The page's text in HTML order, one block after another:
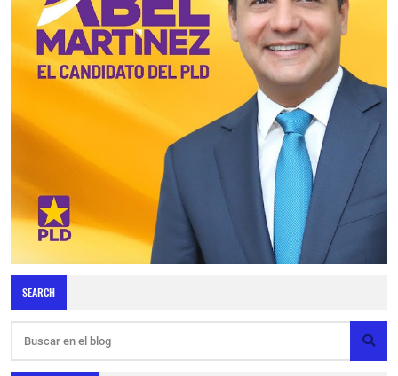
SEARCH